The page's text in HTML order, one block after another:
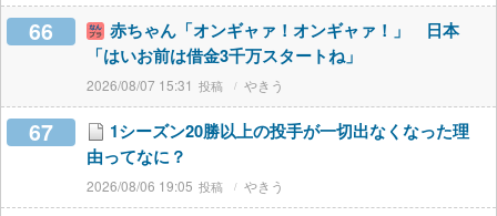
66
赤ちゃん「オンギャァ！オンギャァ！」 日本
「はいお前は借金3千万スタートね」
2026/08/07 15:31 やきう
67
1シーズン20勝以上の投手が一切出なくなった理
由ってなに？
2026/08/06 19:05 やきう